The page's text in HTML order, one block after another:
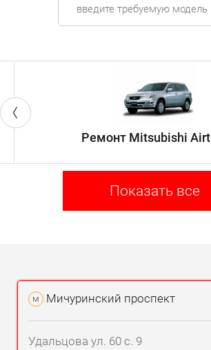
Ремонт Mitsubishi
Показать все
м Мичуринский проспект
Удальцова ул. 60 с. 9